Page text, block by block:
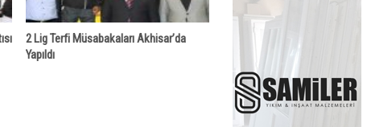
2 Lig Terfi Müsabakaları Akhisar’da
Yapıldı